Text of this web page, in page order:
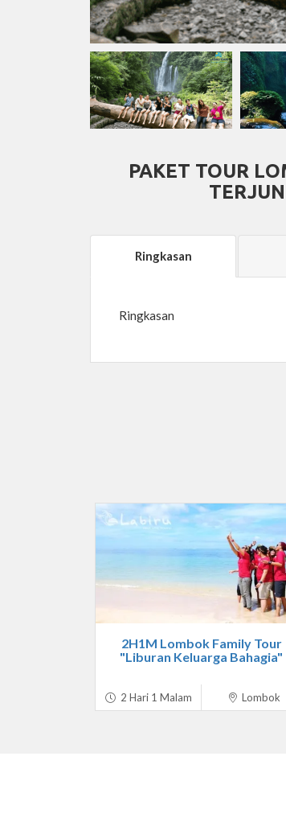
PAKET TOUR
Ringkasan
Ringkasan
2H1M Lombok Family Tour
"Liburan Keluarga Bahagia"
2 Hari 1 Malam Lombok